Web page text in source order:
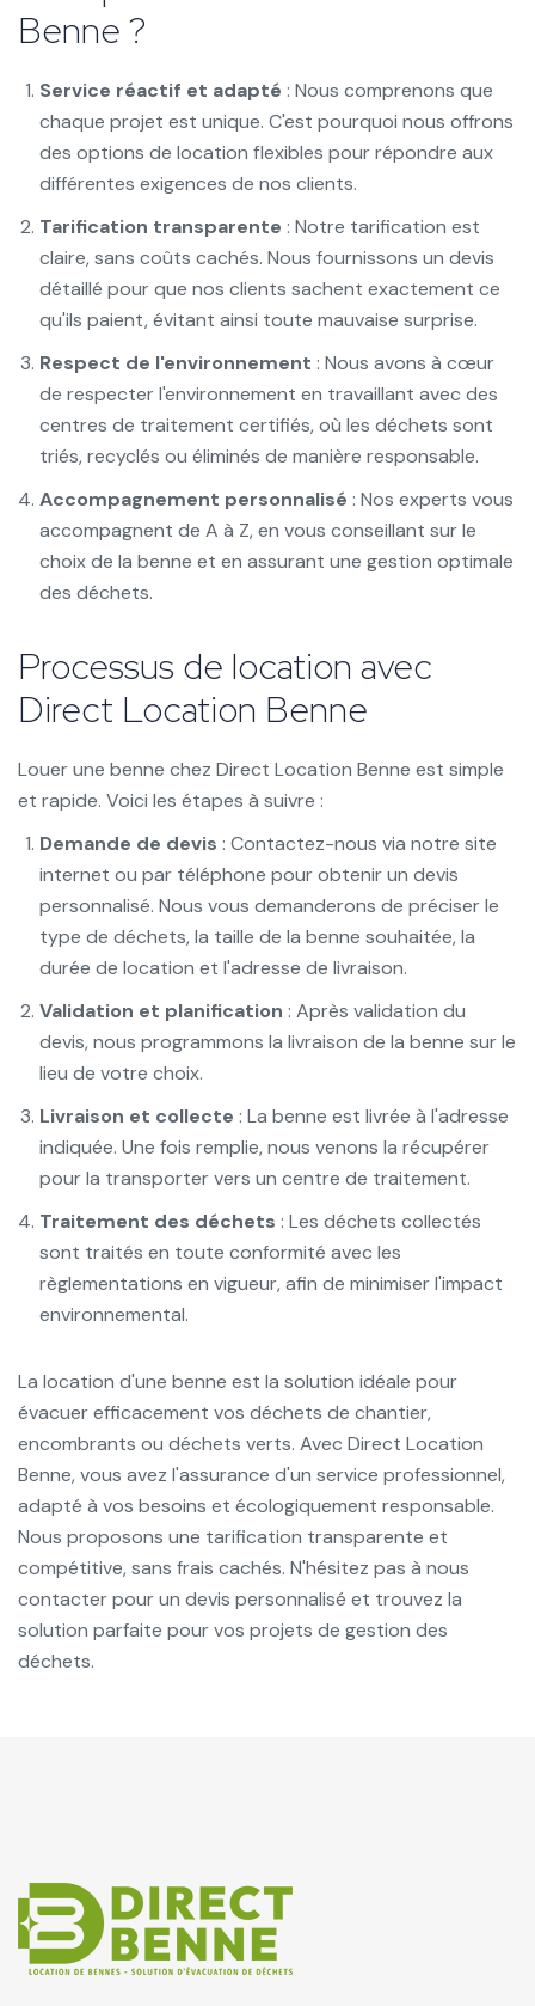
Benne ?
Service réactif et adapté : Nous comprenons que
chaque projet est unique. C'est pourquoi nous offrons
des options de location flexibles pour répondre aux
différentes exigences de nos clients.
Tarification transparente : Notre tarification est
claire, sans coûts cachés. Nous fournissons un devis
détaillé pour que nos clients sachent exactement ce
qu'ils paient, évitant ainsi toute mauvaise surprise.
Respect de l'environnement : Nous avons à cœur
de respecter l'environnement en travaillant avec des
centres de traitement certifiés, où les déchets sont
triés, recyclés ou éliminés de manière responsable.
Accompagnement personnalisé : Nos experts vous
accompagnent de A à Z, en vous conseillant sur le
choix de la benne et en assurant une gestion optimale
des déchets.
Processus de location avec
Direct Location Benne
Louer une benne chez Direct Location Benne est simple
et rapide. Voici les étapes à suivre :
Demande de devis : Contactez-nous via notre site
internet ou par téléphone pour obtenir un devis
personnalisé. Nous vous demanderons de préciser le
type de déchets, la taille de la benne souhaitée, la
durée de location et l'adresse de livraison.
Validation et planification : Après validation du
devis, nous programmons la livraison de la benne sur le
lieu de votre choix.
Livraison et collecte : La benne est livrée à l'adresse
indiquée. Une fois remplie, nous venons la récupérer
pour la transporter vers un centre de traitement.
Traitement des déchets : Les déchets collectés
sont traités en toute conformité avec les
règlementations en vigueur, afin de minimiser l'impact
environnemental.
La location d'une benne est la solution idéale pour
évacuer efficacement vos déchets de chantier,
encombrants ou déchets verts. Avec Direct Location
Benne, vous avez l'assurance d'un service professionnel,
adapté à vos besoins et écologiquement responsable.
Nous proposons une tarification transparente et
compétitive, sans frais cachés. N'hésitez pas à nous
contacter pour un devis personnalisé et trouvez la
solution parfaite pour vos projets de gestion des
déchets.